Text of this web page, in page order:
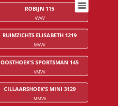
ROBIJN 115
VVVV
RUIMZICHTS ELISABETH 1219
MVVV
OOSTHOEK'S SPORTSMAN 145
VMVV
CILLAARSHOEK'S MINI 3129
MMVV